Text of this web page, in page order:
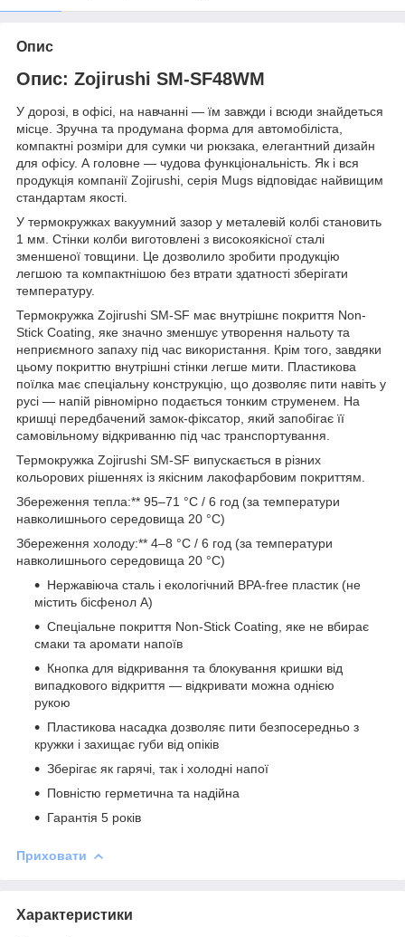
Опис
Опис: Zojirushi SM-SF48WM
У дорозі, в офісі, на навчанні — їм завжди і всюди знайдеться
місце. Зручна та продумана форма для автомобіліста,
компактні розміри для сумки чи рюкзака, елегантний дизайн
для офісу. А головне — чудова функціональність. Як і вся
продукція компанії Zojirushi, серія Mugs відповідає найвищим
стандартам якості.
У термокружках вакуумний зазор у металевій колбі становить
1 мм. Стінки колби виготовлені з високоякісної сталі
зменшеної товщини. Це дозволило зробити продукцію
легшою та компактнішою без втрати здатності зберігати
температуру.
Термокружка Zojirushi SM-SF має внутрішнє покриття Non-
Stick Coating, яке значно зменшує утворення нальоту та
неприємного запаху під час використання. Крім того, завдяки
цьому покриттю внутрішні стінки легше мити. Пластикова
поїлка має спеціальну конструкцію, що дозволяє пити навіть у
русі — напій рівномірно подається тонким струменем. На
кришці передбачений замок-фіксатор, який запобігає її
самовільному відкриванню під час транспортування.
Термокружка Zojirushi SM-SF випускається в різних
кольорових рішеннях із якісним лакофарбовим покриттям.
Збереження тепла:** 95–71 °C / 6 год (за температури
навколишнього середовища 20 °C)
Збереження холоду:** 4–8 °C / 6 год (за температури
навколишнього середовища 20 °C)
Нержавіюча сталь і екологічний BPA-free пластик (не
містить бісфенол А)
Спеціальне покриття Non-Stick Coating, яке не вбирає
смаки та аромати напоїв
Кнопка для відкривання та блокування кришки від
випадкового відкриття — відкривати можна однією
рукою
Пластикова насадка дозволяє пити безпосередньо з
кружки і захищає губи від опіків
Зберігає як гарячі, так і холодні напої
Повністю герметична та надійна
Гарантія 5 років
Приховати
Характеристики